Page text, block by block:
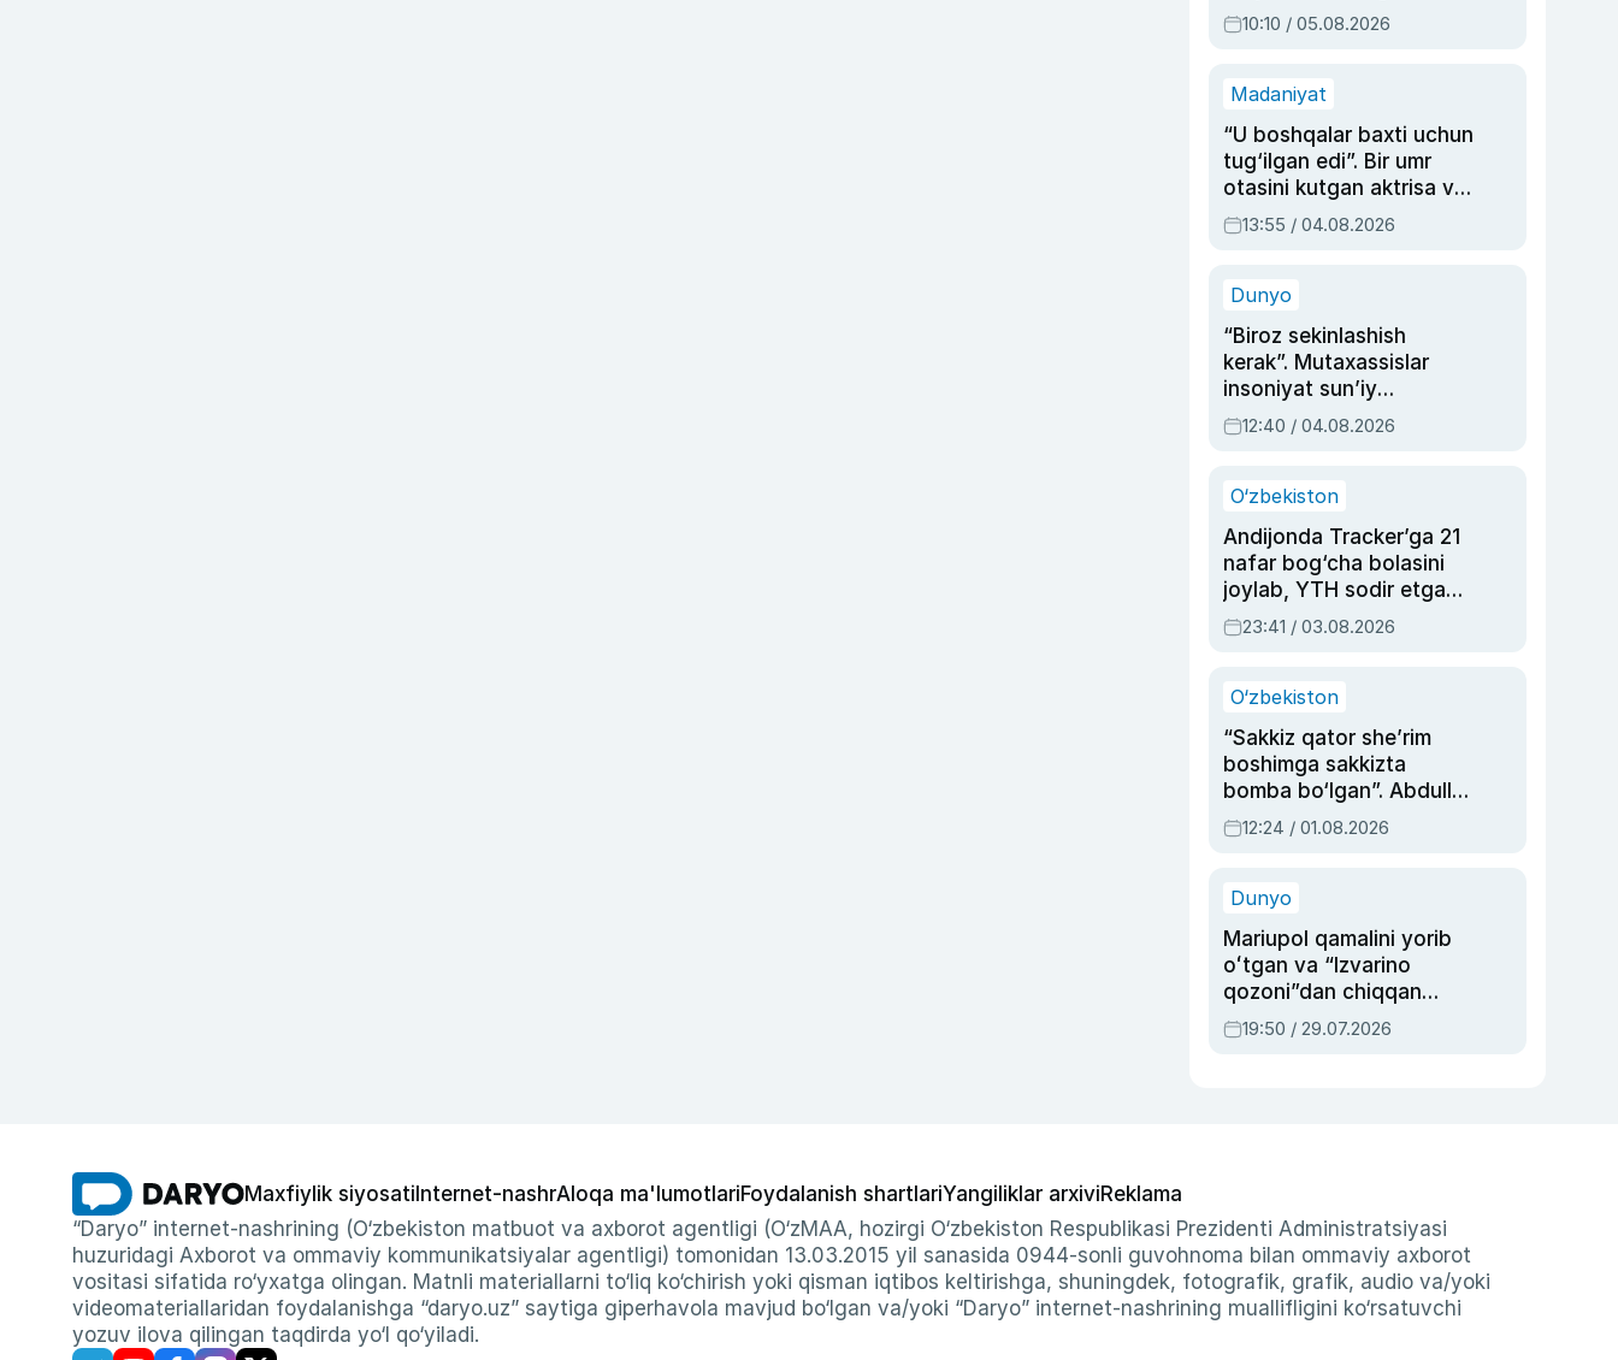
hukmi o‘qildi
10:10 / 05.08.2026
Madaniyat
“U boshqalar baxti uchun
tug‘ilgan edi”. Bir umr
otasini kutgan aktrisa va
dublyaj ustasi Rimma
Ahmedovaning
13:55 / 04.08.2026
Dunyo
“Biroz sekinlashish
kerak”. Mutaxassislar
insoniyat sun’iy
intellektni boshqara
olmay qolishidan xavotir
12:40 / 04.08.2026
O‘zbekiston
Andijonda Tracker’ga 21
nafar bog‘cha bolasini
joylab, YTH sodir etgan
ayolga sud hukmi o‘qildi
23:41 / 03.08.2026
O‘zbekiston
“Sakkiz qator she’rim
boshimga sakkizta
bomba bo‘lgan”. Abdulla
Oripovni siyosiy
ayblovlardan asrab
12:24 / 01.08.2026
Dunyo
Mariupol qamalini yorib
oʻtgan va “Izvarino
qozoni”dan chiqqan
qahramon — Ukraina
armiyasi bosh
19:50 / 29.07.2026
Maxfiylik siyosati Internet-nashrAloqa ma'lumotlariFoydalanish shartlariYangiliklar arxiviReklama
“Daryo” internet-nashrining (O‘zbekiston matbuot va axborot agentligi (O‘zMAA, hozirgi O‘zbekiston Respublikasi Prezidenti Administratsiyasi
huzuridagi Axborot va ommaviy kommunikatsiyalar agentligi) tomonidan 13.03.2015 yil sanasida 0944-sonli guvohnoma bilan ommaviy axborot
vositasi sifatida ro‘yxatga olingan. Matnli materiallarni to‘liq ko‘chirish yoki qisman iqtibos keltirishga, shuningdek, fotografik, grafik, audio va/yoki
videomateriallaridan foydalanishga “daryo.uz” saytiga giperhavola mavjud bo‘lgan va/yoki “Daryo” internet-nashrining muallifligini ko‘rsatuvchi
yozuv ilova qilingan taqdirda yo‘l qo‘yiladi.